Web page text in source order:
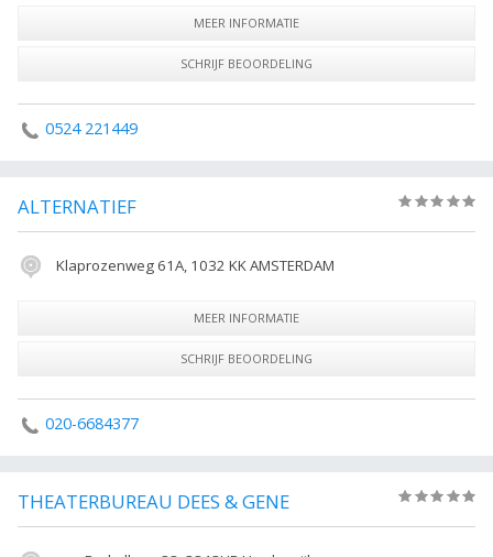
MEER INFORMATIE
SCHRIJF BEOORDELING
0524 221449
ALTERNATIEF
Klaprozenweg 61A, 1032 KK AMSTERDAM
MEER INFORMATIE
SCHRIJF BEOORDELING
020-6684377
THEATERBUREAU DEES & GENE